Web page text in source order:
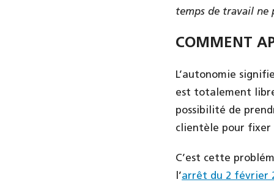
temps de travail ne
COMMENT
L’autonomie
est totalement
possibilité de
clientèle pour fixer
C’est cette
l’arrêt du 2 février